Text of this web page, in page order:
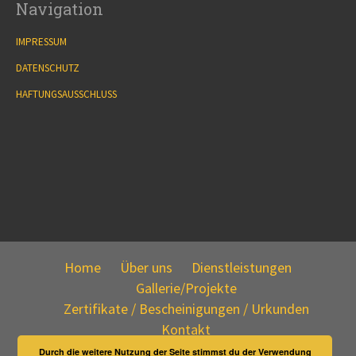
Navigation
IMPRESSUM
DATENSCHUTZ
HAFTUNGSAUSSCHLUSS
Home Über uns
Dienstleistungen
Gallerie/Projekte
Zertifikate / Bescheinigungen / Urkunden
Kontakt
Durch die weitere Nutzung der Seite stimmst du der Verwendung